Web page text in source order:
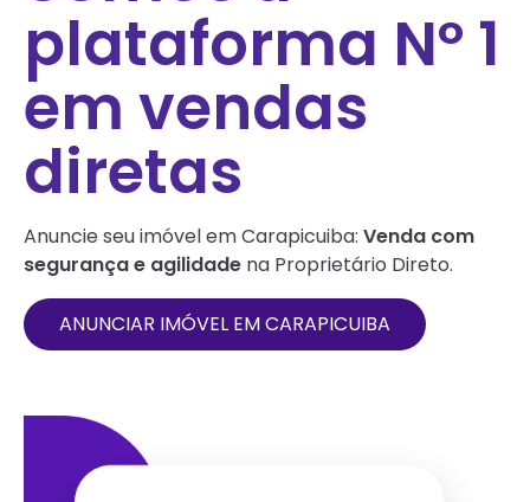
plataforma Nº 1
em vendas
diretas
Anuncie seu imóvel emCarapicuiba: Venda com
segurança e agilidade na Proprietário Direto.
ANUNCIAR IMÓVEL EMCARAPICUIBA